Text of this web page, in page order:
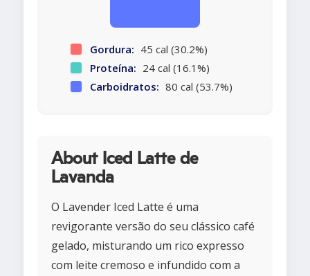
Gordura: 45 cal (30.2%)
Proteína: 24 cal (16.1%)
Carboidratos: 80 cal (53.7%)
About Iced Latte de
Lavanda
O Lavender Iced Latte é uma
revigorante versão do seu clássico café
gelado, misturando um rico expresso
com leite cremoso e infundido com a